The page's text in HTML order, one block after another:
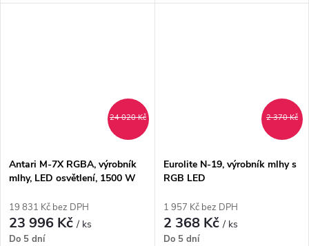
24 020 Kč
Antari M-7X RGBA, výrobník
mlhy, LED osvětlení, 1500 W
19 831 Kč bez DPH
23 996 Kč/ ks
Do 5 dní
2 370 Kč
Eurolite N-19, výrobník mlhy s
RGB LED
1 957 Kč bez DPH
2 368 Kč/ ks
Do 5 dní